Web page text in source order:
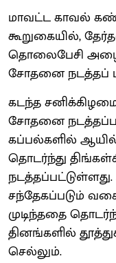
மாவட்ட காவல்
கூறுகையில்,
தொலைபேசி
சோதனை நடத்தப்
கடந்த
சோதனை
கப்பல்களில்
தொடர்ந்து
சந்தேகப்படும்
முடிந்ததை
தினங்களில்
செல்லும்.